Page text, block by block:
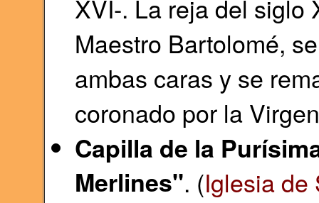
XVI-. La reja del siglo
Maestro Bartolomé,
ambas caras y se
coronado por la
Capilla de la
Merlines". (Iglesia de